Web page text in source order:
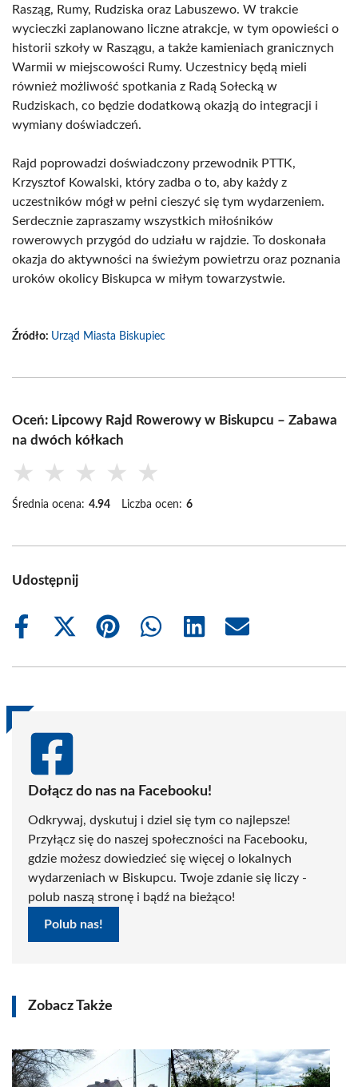
Rasząg, Rumy, Rudziska oraz Labuszewo. W trakcie
wycieczki zaplanowano liczne atrakcje, w tym opowieści o
historii szkoły w Raszągu, a także kamieniach granicznych
Warmii w miejscowości Rumy. Uczestnicy będą mieli
również możliwość spotkania z Radą Sołecką w
Rudziskach, co będzie dodatkową okazją do integracji i
wymiany doświadczeń.
Rajd poprowadzi doświadczony przewodnik PTTK,
Krzysztof Kowalski, który zadba o to, aby każdy z
uczestników mógł w pełni cieszyć się tym wydarzeniem.
Serdecznie zapraszamy wszystkich miłośników
rowerowych przygód do udziału w rajdzie. To doskonała
okazja do aktywności na świeżym powietrzu oraz poznania
uroków okolicy Biskupca w miłym towarzystwie.
Źródło: Urząd Miasta Biskupiec
Oceń: Lipcowy Rajd Rowerowy w Biskupcu – Zabawa
na dwóch kółkach
★ ★ ★ ★ ★
Średnia ocena: 4.94 Liczba ocen: 6
Udostępnij
Share
Share
(Twitter)
Share
Share
Share
Share
Dołącz do nas na Facebooku!
Odkrywaj, dyskutuj i dziel się tym co najlepsze!
Przyłącz się do naszej społeczności na Facebooku,
gdzie możesz dowiedzieć się więcej o lokalnych
wydarzeniach w Biskupcu. Twoje zdanie się liczy -
polub naszą stronę i bądź na bieżąco!
Polub nas!
Zobacz Także